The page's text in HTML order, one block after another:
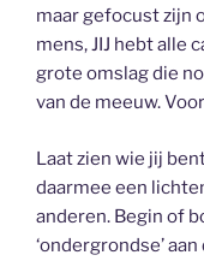
maar gefocust zijn
mens, JIJ hebt alle
grote omslag die
van de meeuw.
Laat zien wie jij
daarmee een
anderen. Begin of
‘ondergrondse’